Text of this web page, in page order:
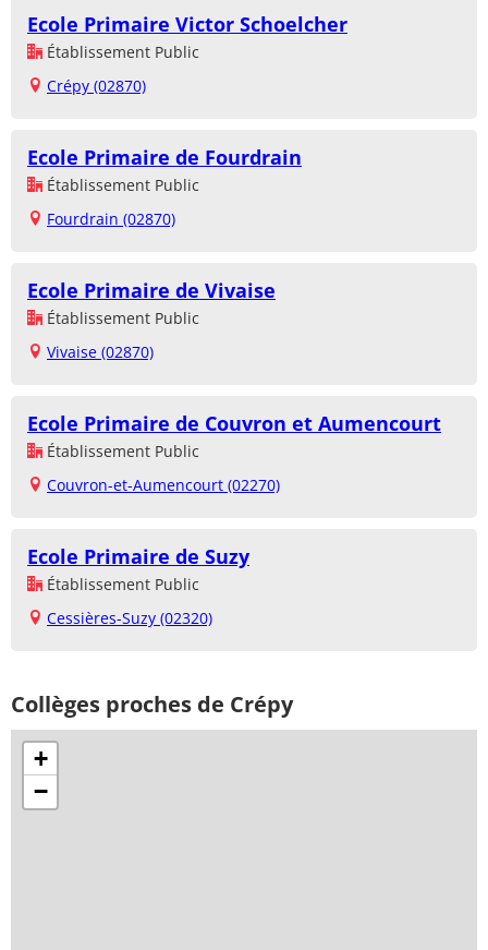
Ecole Primaire Victor Schoelcher
Établissement Public
Crépy (02870)
Ecole Primaire de Fourdrain
Établissement Public
Fourdrain (02870)
Ecole Primaire de Vivaise
Établissement Public
Vivaise (02870)
Ecole Primaire de Couvron et Aumencourt
Établissement Public
Couvron-et-Aumencourt (02270)
Ecole Primaire de Suzy
Établissement Public
Cessières-Suzy (02320)
Collèges proches de Crépy
+
−